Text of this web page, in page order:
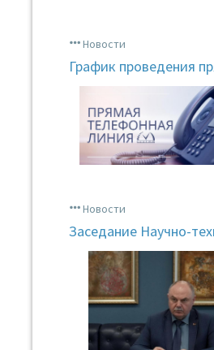
Новости
График проведения
Новости
Заседание Научно-